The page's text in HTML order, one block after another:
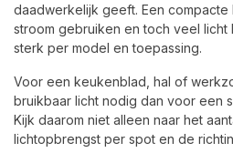
daadwerkelijk geeft. Een compacte
stroom gebruiken en toch veel licht
sterk per model en toepassing.
Voor een keukenblad, hal of
bruikbaar licht nodig dan voor een
Kijk daarom niet alleen naar het
lichtopbrengst per spot en de